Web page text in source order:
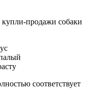
купли-продажи собаки
соответствует